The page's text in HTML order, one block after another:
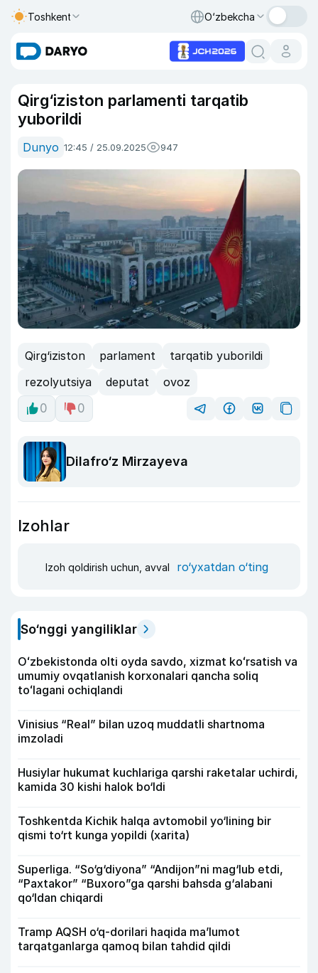
Toshkent O‘zbekcha
Qirg‘iziston parlamenti tarqatib
yuborildi
Dunyo 12:45 / 25.09.2025 947
Qirg‘iziston parlament
tarqatib yuborildi
rezolyutsiya
deputat
ovoz
0
0
Dilafro‘z Mirzayeva
Izohlar
Izoh qoldirish uchun, avval ro‘yxatdan o‘ting
So‘nggi yangiliklar
Oʻzbekistonda olti oyda savdo, xizmat koʻrsatish va
umumiy ovqatlanish korxonalari qancha soliq
toʻlagani ochiqlandi
Vinisius “Real” bilan uzoq muddatli shartnoma
imzoladi
Husiylar hukumat kuchlariga qarshi raketalar uchirdi,
kamida 30 kishi halok bo‘ldi
Toshkentda Kichik halqa avtomobil yo‘lining bir
qismi to‘rt kunga yopildi (xarita)
Superliga. “So‘g‘diyona” “Andijon”ni mag‘lub etdi,
“Paxtakor” “Buxoro”ga qarshi bahsda g‘alabani
qo‘ldan chiqardi
Tramp AQSH o‘q-dorilari haqida ma’lumot
tarqatganlarga qamoq bilan tahdid qildi